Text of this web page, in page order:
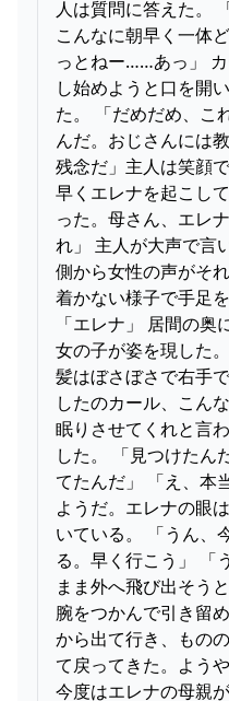
人は質問に答えた。
こんなに朝早く一体
っとねー……あっ」
し始めようと口を開
た。 「だめだめ、こ
んだ。おじさんには
残念だ」主人は笑顔
早くエレナを起こし
った。母さん、エレ
れ」 主人が大声で言
側から女性の声がそ
着かない様子で手足
「エレナ」 居間の
女の子が姿を現した
髪はぼさぼさで右手
したのカール、こん
眠りさせてくれと言
した。 「見つけたん
てたんだ」 「え、本
ようだ。エレナの眼
いている。 「うん、
る。早く行こう」 「
まま外へ飛び出そう
腕をつかんで引き留
から出て行き、もの
て戻ってきた。よう
今度はエレナの母親